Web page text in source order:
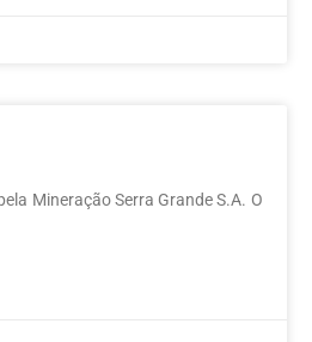
Mineração Serra Grande S.A. O